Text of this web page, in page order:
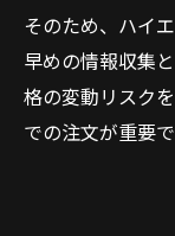
そのため、ハイ
早めの情報収集
格の変動リスク
での注文が重要で